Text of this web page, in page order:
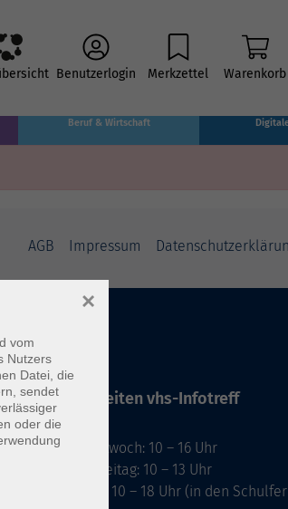
Benutzerlogin Merkzettel Warenkorb
Beruf & Wirtschaft
AGB Impressum
Öffnungszeiten vhs-Infotreff
Montag, Mittwoch: 10 – 16 Uhr
Dienstag, Freitag: 10 – 13 Uhr
Donnerstag: 10 – 18 Uhr (in den
vom
Nutzers
Datei, die
sendet
oder die
×